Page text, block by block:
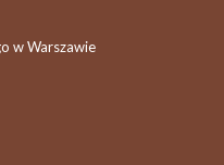
w Warszawie